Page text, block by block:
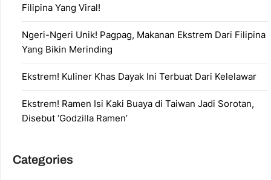
Filipina Yang Viral!
Ngeri-Ngeri Unik! Pagpag, Makanan Ekstrem Dari Filipina
Yang Bikin Merinding
Ekstrem! Kuliner Khas Dayak Ini Terbuat Dari Kelelawar
Ekstrem! Ramen Isi Kaki Buaya di Taiwan Jadi Sorotan,
Disebut ‘Godzilla Ramen’
Categories